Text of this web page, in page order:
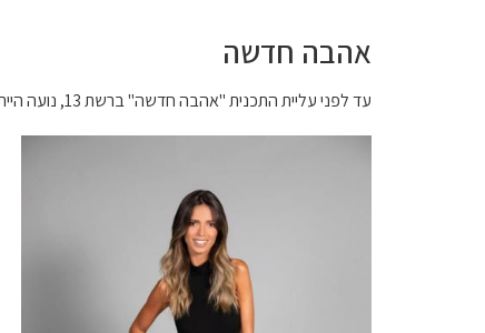
אהבה חדשה
עד לפני עליית התכנית "אהבה חדשה" ברשת 13, נועה הייתה אנונימית לחלוטין.